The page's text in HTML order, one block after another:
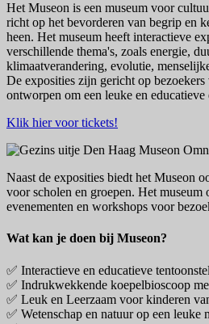
Het Museon is een museum voor
richt op het bevorderen van begrip en
heen. Het museum heeft interactieve
verschillende thema's, zoals energie,
klimaatverandering, evolutie,
De exposities zijn gericht op
ontworpen om een ​​leuke en educatieve
Klik hier voor tickets!
Naast de exposities biedt het Museon
voor scholen en groepen. Het museum
evenementen en workshops voor
Wat kan je doen bij Museon?
✅ Interactieve en educatieve
✅ Indrukwekkende koepelbioscoop
✅ Leuk en Leerzaam voor kinderen
✅ Wetenschap en natuur op een leuke